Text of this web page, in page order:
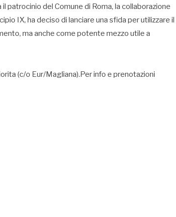
patrocinio del Comune di Roma, la collaborazione
IX, ha deciso di lanciare una sfida per utilizzare il
ma anche come potente mezzo utile a
(c/o Eur/Magliana).Per info e prenotazioni